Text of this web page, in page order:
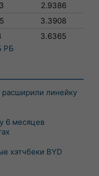
2.9386
3.3908
3.6365
РБ
расширили линейку
6 месяцев
хэтчбеки BYD